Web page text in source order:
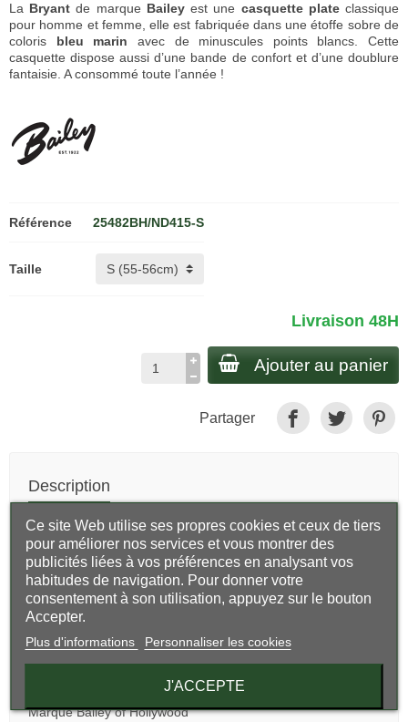
La Bryant de marque Baileyest une casquette plateclassique
pour homme et femme, elle est fabriquée dans une étoffe sobre de
coloris bleu marin avec de minuscules points blancs. Cette
casquette dispose aussi d’une bande de confort et d’une doublure
fantaisie. A consommé toute l’année !
Référence 25482BH/ND415-S
Taille
Livraison 48H
Ajouter au panier
Partager
Description
Collection Poet
Style Casual
Composition 100% polyester
Taille visière 5 cm
Saison : Toutes
Marque Bailey of Hollywood
Ce site Web utilise ses propres cookies et ceux de tiers
pour améliorer nos services et vous montrer des
publicités liées à vos préférences en analysant vos
habitudes de navigation. Pour donner votre
consentement à son utilisation, appuyez sur le bouton
Accepter.
Plus d'informations Personnaliser les cookies
J'ACCEPTE